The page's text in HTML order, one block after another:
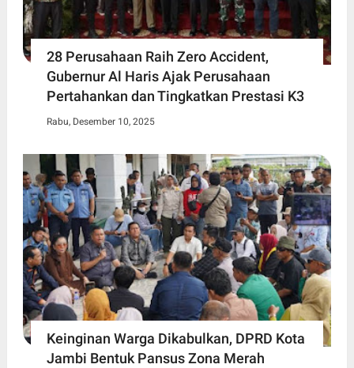
28 Perusahaan Raih Zero Accident,
Gubernur Al Haris Ajak Perusahaan
Pertahankan dan Tingkatkan Prestasi K3
Rabu, Desember 10, 2025
Keinginan Warga Dikabulkan, DPRD Kota
Jambi Bentuk Pansus Zona Merah